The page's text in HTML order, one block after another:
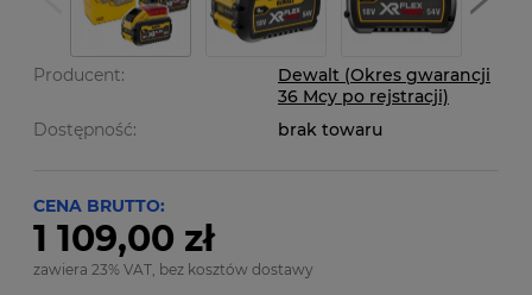
Producent:
Dewalt (Okres gwarancji
36 Mcy po rejstracji)
Dostępność:
brak towaru
CENA BRUTTO:
1 109,00 zł
zawiera 23% VAT, bez kosztów dostawy